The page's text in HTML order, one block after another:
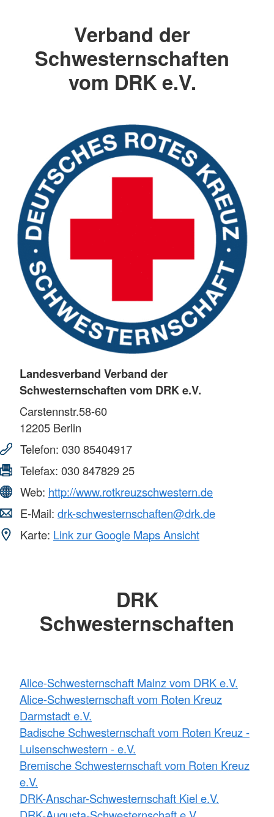
Verband der
Schwesternschaften
vom DRK e.V.
Landesverband Verband der
Schwesternschaften vom DRK e.V.
Carstennstr.58-60
12205 Berlin
Telefon: 030 85404917
Telefax: 030 847829 25
Web: http://www.rotkreuzschwestern.de
E-Mail: drk-schwesternschaften@drk.de
Karte: Link zur Google Maps Ansicht
DRK
Schwesternschaften
Alice-Schwesternschaft Mainz vom DRK e.V.
Alice-Schwesternschaft vom Roten Kreuz
Darmstadt e.V.
Badische Schwesternschaft vom Roten Kreuz -
Luisenschwestern - e.V.
Bremische Schwesternschaft vom Roten Kreuz
e.V.
DRK-Anschar-Schwesternschaft Kiel e.V.